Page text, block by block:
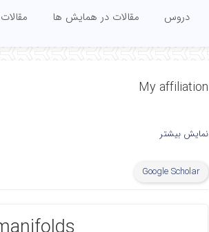
دروس مقالات در همایش ها
My affiliation
نمایش بیشتر
Google Scholar